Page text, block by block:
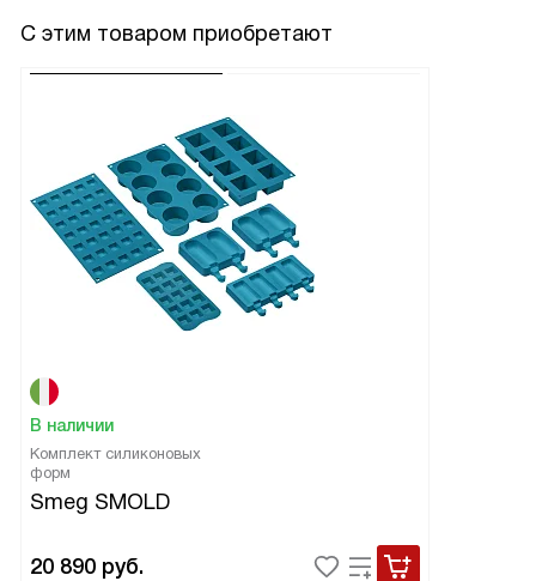
С этим товаром приобретают
В наличии
Комплект силиконовых
форм
Smeg SMOLD
20 890 руб.